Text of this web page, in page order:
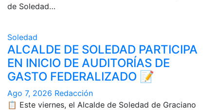
de Soledad…
Soledad
ALCALDE DE SOLEDAD PARTICIPA
EN INICIO DE AUDITORÍAS DE
GASTO FEDERALIZADO 📝
Ago 7, 2026 Redacción
📋 Este viernes, el Alcalde de Soledad de Graciano